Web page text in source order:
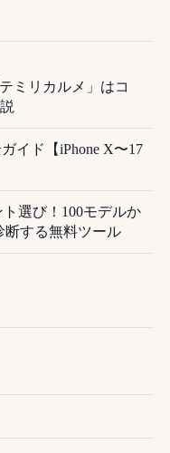
ミリカルメ」はコ
イド【iPhone X〜17
選び！100モデルか
断する無料ツール